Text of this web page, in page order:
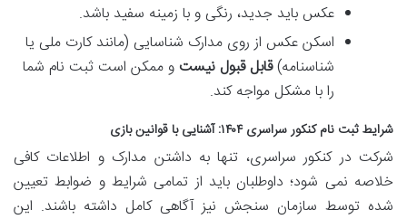
عکس باید جدید، رنگی و با زمینه سفید باشد.
اسکن عکس از روی مدارک شناسایی (مانند کارت ملی یا
شناسنامه)قابل قبول نیست و ممکن است ثبت نام شما
را با مشکل مواجه کند.
شرایط ثبت نام کنکور سراسری ۱۴۰۴: آشنایی با قوانین بازی
شرکت در کنکور سراسری، تنها به داشتن مدارک و اطلاعات کافی
خلاصه نمی شود؛ داوطلبان باید از تمامی شرایط و ضوابط تعیین
شده توسط سازمان سنجش نیز آگاهی کامل داشته باشند. این